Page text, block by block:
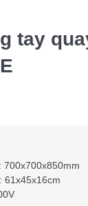
tay
700x700x850mm
61x45x16cm